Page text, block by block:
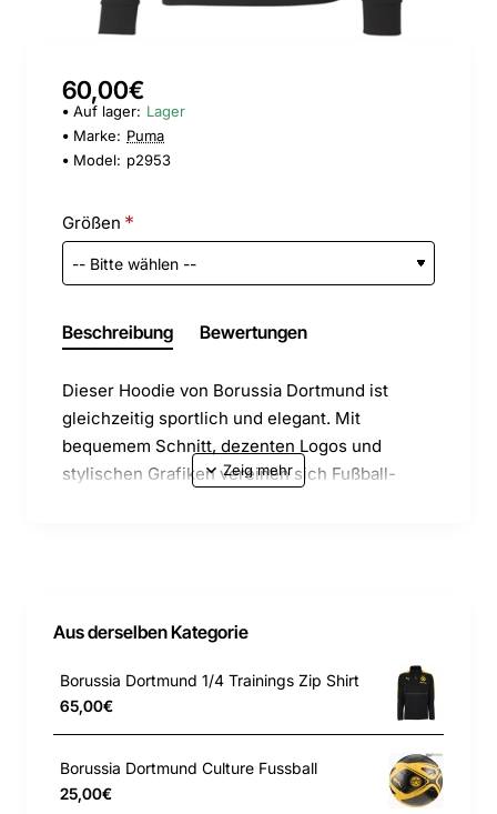
60,00€
Auf lager: Lager
Marke: Puma
Model: p2953
Größen
Beschreibung Bewertungen
Dieser Hoodie von Borussia Dortmund ist
gleichzeitig sportlich und elegant. Mit
bequemem Schnitt, dezenten Logos und
stylischen Grafiken vereinen sich Fußball-
Anpassung
Street-Art-Grafiken, inspiriert von der
Spielerkleidung von Borussia Dortmund
Offizielles Logo von Borussia Dortmund und
PUMA No. 1 Logo auf der Vorderseite
Aus derselben Kategorie
Borussia Dortmund 1/4 Trainings Zip Shirt
65,00€
Borussia Dortmund Culture Fussball
25,00€